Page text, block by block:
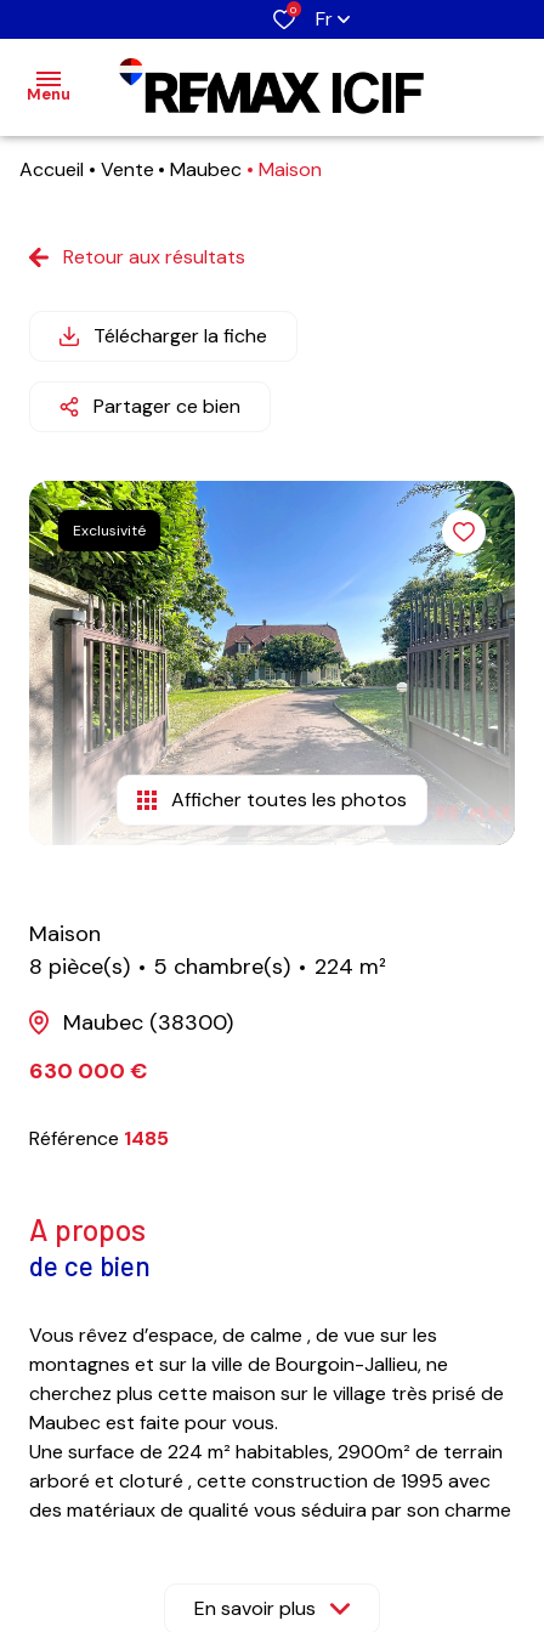
0 Fr
Menu
nos
Nos
Immobilier
estimation
e-
notre
agence
Notre
Notre
contact
Accueil Vente Maubec Maison
Retour aux résultats
Télécharger la fiche
Partager ce bien
Exclusivité
Afficher toutes les photos
Maison
8 pièce(s)
5 chambre(s)
224 m²
Maubec (38300)
630 000 €
Référence 1485
a propos
de ce bien
Vous rêvez d’espace, de calme , de vue sur les
montagnes et sur la ville de Bourgoin-Jallieu, ne
cherchez plus cette maison sur le village très prisé de
Maubec est faite pour vous.
Une surface de 224 m² habitables, 2900m² de terrain
arboré et cloturé , cette construction de 1995 avec
des matériaux de qualité vous séduira par son charme
l'école, la Mairie , les jeux d'enfants , le restaurant et
l'épicerie, ansi que la proximité avec BJ et la gare SNCF.
En savoir plus